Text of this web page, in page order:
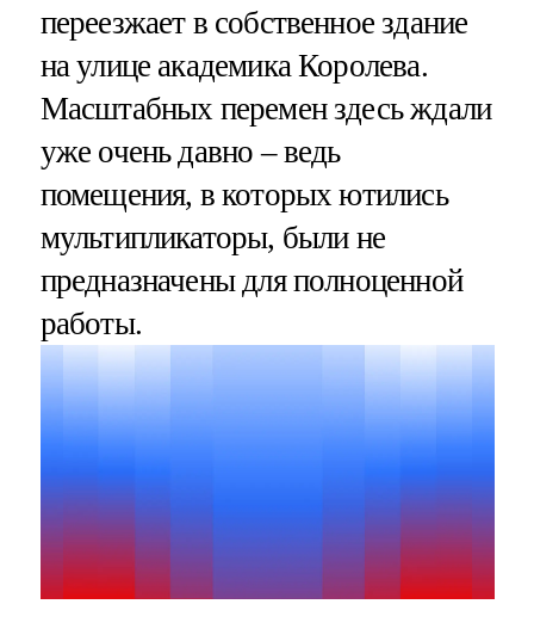
переезжает в собственное здание
на улице академика Королева.
Масштабных перемен здесь ждали
уже очень давно – ведь
помещения, в которых ютились
мультипликаторы, были не
предназначены для полноценной
работы.